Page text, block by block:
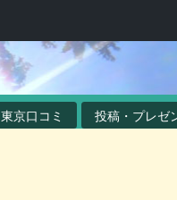
東京口コミ 投稿・プレゼ